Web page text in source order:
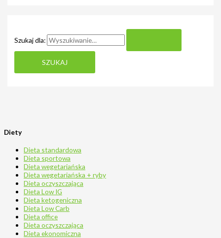
Szukaj dla:
Diety
Dieta standardowa
Dieta sportowa
Dieta wegetariańska
Dieta wegetariańska + ryby
Dieta oczyszczająca
Dieta Low IG
Dieta ketogeniczna
Dieta Low Carb
Dieta office
Dieta oczyszczająca
Dieta ekonomiczna